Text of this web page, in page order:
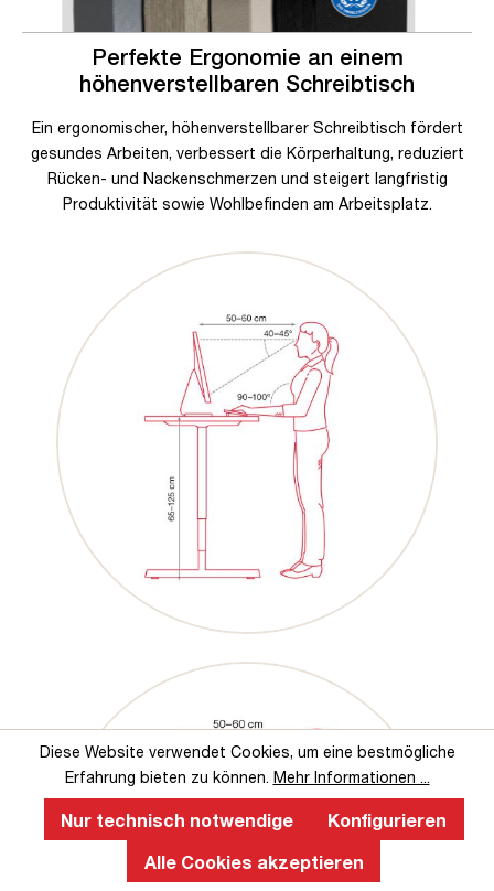
Perfekte Ergonomie an einem
höhenverstellbaren Schreibtisch
Ein ergonomischer, höhenverstellbarer Schreibtisch fördert
gesundes Arbeiten, verbessert die Körperhaltung, reduziert
Rücken- und Nackenschmerzen und steigert langfristig
Produktivität sowie Wohlbefinden am Arbeitsplatz.
Diese Website verwendet Cookies, um eine bestmögliche
Erfahrung bieten zu können. Mehr Informationen ...
Nur technisch notwendige
Konfigurieren
Alle Cookies akzeptieren